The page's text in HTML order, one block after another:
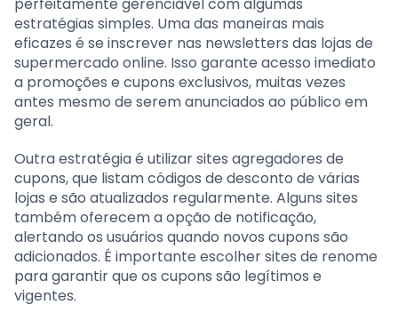
estratégias simples. Uma das maneiras mais
eficazes é se inscrever nas newsletters das lojas de
supermercado online. Isso garante acesso imediato
a promoções e cupons exclusivos, muitas vezes
antes mesmo de serem anunciados ao público em
geral.
Outra estratégia é utilizar sites agregadores de
cupons, que listam códigos de desconto de várias
lojas e são atualizados regularmente. Alguns sites
também oferecem a opção de notificação,
alertando os usuários quando novos cupons são
adicionados. É importante escolher sites de renome
para garantir que os cupons são legítimos e
vigentes.